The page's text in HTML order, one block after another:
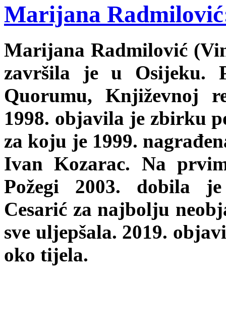
Marijana
Marijana Radmilović
završila je u Osijeku.
Quorumu, Književnoj
1998. objavila je zbirku
za koju je 1999.
Ivan Kozarac. Na
Požegi 2003. dobila
Cesarić za najbolju
sve uljepšala. 2019.
oko tijela.